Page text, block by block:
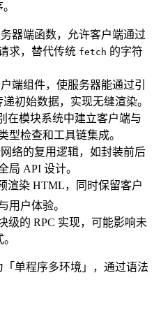
器端函数，允许客户端通过
求，替代传统 fetch 的字符
端组件，使服务器能通过引
初始数据，实现无缝渲染。
在模块系统中建立客户端与
型检查和工具链集成。
络的复用逻辑，如封装前后
局 API 设计。
渲染 HTML，同时保留客户
用户体验。
级的 RPC 实现，可能影响未
单程序多环境」，通过语法